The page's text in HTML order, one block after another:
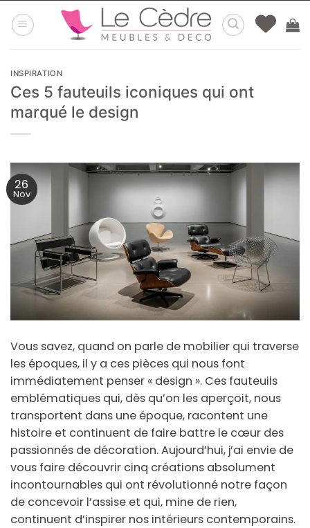
au
INSPIRATION
Ces 5 fauteuils iconiques qui ont
marqué le design
26
Nov
Vous savez, quand on parle de mobilier qui traverse
les époques, il y a ces pièces qui nous font
immédiatement penser « design ». Ces fauteuils
emblématiques qui, dès qu’on les aperçoit, nous
transportent dans une époque, racontent une
histoire et continuent de faire battre le cœur des
passionnés de décoration. Aujourd’hui, j’ai envie de
vous faire découvrir cinq créations absolument
incontournables qui ont révolutionné notre façon
de concevoir l’assise et qui, mine de rien,
continuent d’inspirer nos intérieurs contemporains.